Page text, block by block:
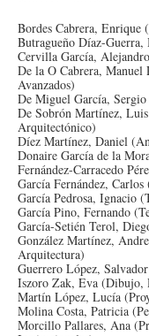
Bordes Cabrera,
Butragueño Díaz-
Cervilla García,
De la O Cabrera,
Avanzados)
De Miguel García,
De Sobrón Martínez,
Arquitectónico)
Díez Martínez, Daniel
Donaire García de la
Fernández-Carracedo
García Fernández,
García Pedrosa, Ignacio
García Pino, Fernando
García-Setién Terol,
González Martínez,
Arquitectura)
Guerrero López,
Iszoro Zak, Eva (Dibujo,
Martín López, Lucía
Molina Costa, Patricia
Morcillo Pallares, Ana